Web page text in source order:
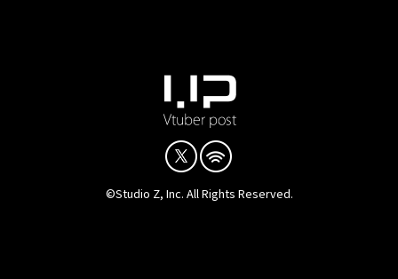
©Studio Z, Inc. All Rights Reserved.